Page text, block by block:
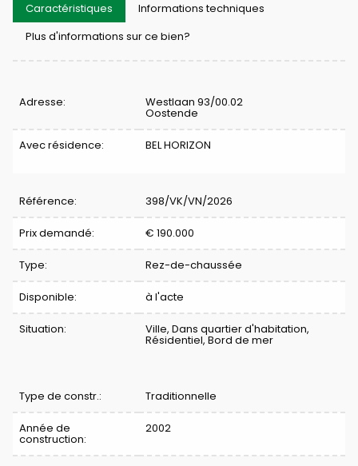
Caractéristiques
Informations techniques
Plus d'informations sur ce bien?
Caractéristiques
Adresse: Westlaan 93/00.02
Oostende
Avec résidence: BEL HORIZON
Référence: 398/VK/VN/2026
Prix demandé: € 190.000
Type: Rez-de-chaussée
Disponible: à l'acte
Situation: Ville, Dans quartier d'habitation,
Résidentiel, Bord de mer
Type de constr.: Traditionnelle
Année de
construction:
2002